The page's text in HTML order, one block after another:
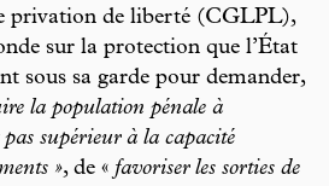
privation de liberté (CGLPL),
sur la protection que l’État
sous sa garde pour demander,
la population pénale à
supérieur à la capacité
», de « favoriser les sorties de